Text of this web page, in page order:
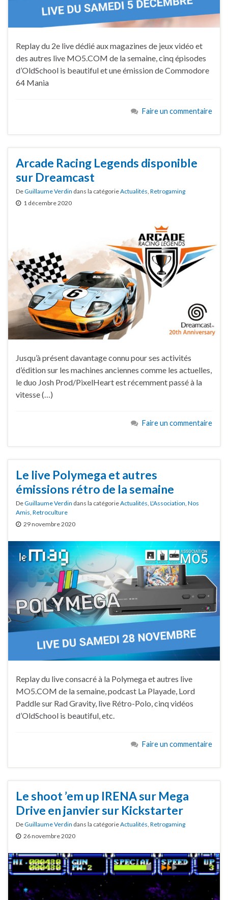
Replay du 2e live dédié aux magazines de jeux vidéo et
des autres live MO5.COM de la semaine, cinq épisodes
d’OldSchool is beautiful et une émission de Commodore
64 Mania
Faire un commentaire
Arcade Racing Legends disponible
sur Dreamcast
DeGuillaume Verdin dans la catégorieActualités Retrogaming
1 décembre 2020
Jusqu’à présent davantage connu pour ses activités
d’édition sur les machines anciennes comme les actuelles,
le duo Josh Prod/PixelHeart est récemment passé à la
vitesse (…)
Faire un commentaire
Le live Polymega et autres
émissions rétro de la semaine
DeGuillaume Verdin dans la catégorieActualités L'Association Nos
Amis Retroculture
29 novembre 2020
Replay du live consacré à la Polymega et autres live
MO5.COM de la semaine, podcast La Playade, Lord
Paddle sur Rad Gravity, live Rétro-Polo, cinq vidéos
d’OldSchool is beautiful, etc.
Faire un commentaire
Le shoot ’em up IRENA sur Mega
Drive en janvier sur Kickstarter
DeGuillaume Verdin dans la catégorieActualités Retrogaming
26 novembre 2020